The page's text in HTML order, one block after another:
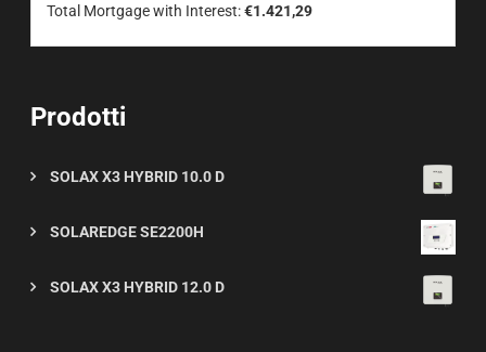
Total Mortgage with Interest:€1.421,29
Prodotti
SOLAX X3 HYBRID 10.0 D
SOLAREDGE SE2200H
SOLAX X3 HYBRID 12.0 D